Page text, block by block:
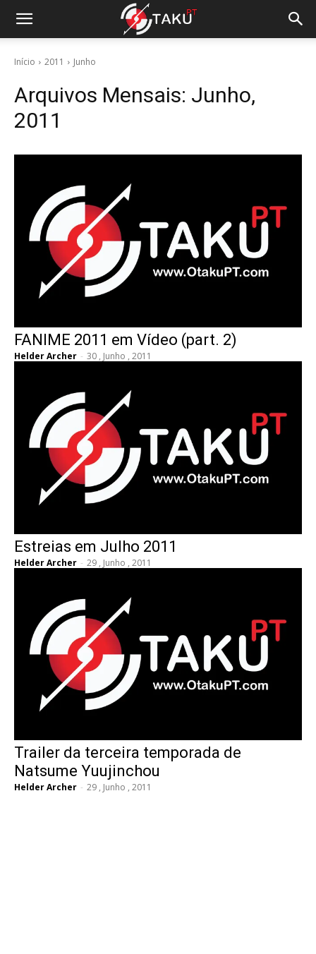
Início 2011 Junho
Arquivos Mensais: Junho,
2011
FANIME 2011 em Vídeo (part. 2)
Helder Archer - 30 , Junho , 2011
Estreias em Julho 2011
Helder Archer - 29 , Junho , 2011
Trailer da terceira temporada de
Natsume Yuujinchou
Helder Archer - 29 , Junho , 2011